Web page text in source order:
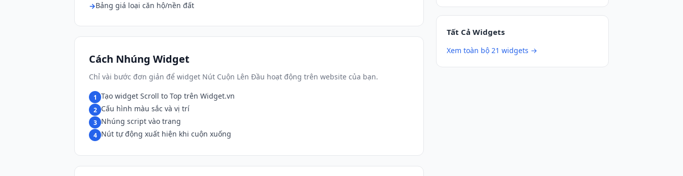
Bảng giá loại căn hộ/nền đất
Cách Nhúng Widget
Chỉ vài bước đơn giản để widget Nút Cuộn Lên Đầu hoạt động trên website của bạn.
1 Tạo widget Scroll to Top trên Widget.vn
2 Cấu hình màu sắc và vị trí
3 Nhúng script vào trang
4 Nút tự động xuất hiện khi cuộn xuống
Tất Cả Widgets
Xem toàn bộ 21 widgets →